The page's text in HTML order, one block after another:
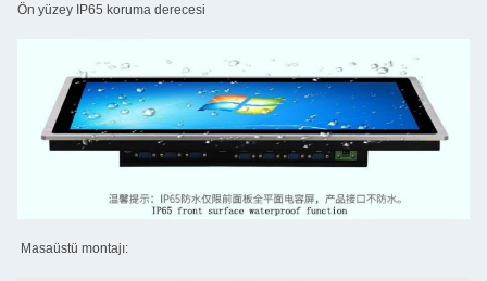
Ön yüzey IP65 koruma derecesi
Masaüstü montajı: